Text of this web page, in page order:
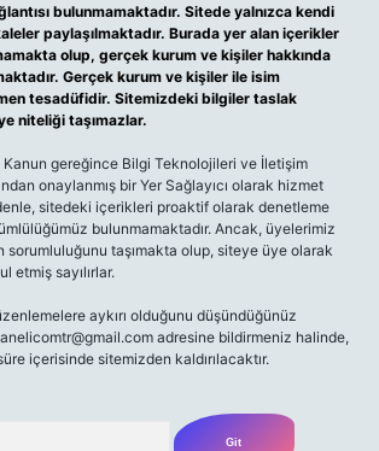
bulunmamaktadır. Sitede yalnızca kendi
paylaşılmaktadır. Burada yer alan içerikler
olup, gerçek kurum ve kişiler hakkında
Gerçek kurum ve kişiler ile isim
tesadüfidir. Sitemizdeki bilgiler taslak
niteliği taşımazlar.
Kanun gereğince Bilgi Teknolojileri ve İletişim
onaylanmış bir Yer Sağlayıcı olarak hizmet
sitedeki içerikleri proaktif olarak denetleme
bulunmamaktadır. Ancak, üyelerimiz
sorumluluğunu taşımakta olup, siteye üye olarak
etmiş sayılırlar.
aykırı olduğunu düşündüğünüz
adresine bildirmeniz halinde,
içerisinde sitemizden kaldırılacaktır.